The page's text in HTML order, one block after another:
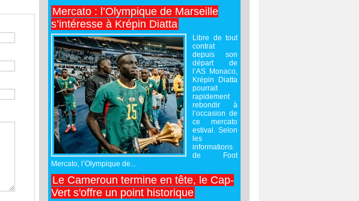
Mercato : l’Olympique de Marseille
s’intéresse à Krépin Diatta
Libre de tout
contrat
depuis son
départ de
l’AS Monaco,
Krépin Diatta
pourrait
rapidement
rebondir à
l’occasion de
ce mercato
estival. Selon
les
informations
de Foot
Mercato, l’Olympique de...
Le Cameroun termine en tête, le Cap-
Vert s'offre un point historique